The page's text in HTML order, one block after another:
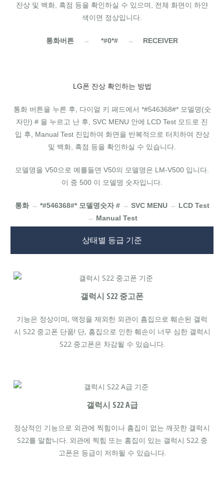
잔상 및 백화, 흑점 등을 확인하실 수 있으며, 전체 화면이 하얀
색이면 정상입니다.
통화버튼 → *#0*# → RECEIVER
LG폰 잔상 확인하는 방법
통화 버튼을 누른 후, 다이얼 키 패드에서 *#546368#* 모델명(숫
자만) # 을 누르고 난 후, SVC MENU 안에 LCD Test 모드로 진
입 후, Manual Test 진입하여 화면을 반복적으로 터치하여 잔상
및 백화, 흑점 등을 확인하실 수 있습니다.
모델명을 V50으로 예를들면 V50의 모델명은 LM-V500 입니다.
이 중 500 이 모델명 숫자입니다.
통화 → *#546368#* 모델명숫자 # → SVC MENU → LCD Test
→ Manual Test
상태별 등급 기준
갤럭시 S22 중고폰
기능은 정상이며, 액정을 제외한 외관이 흠집으로 훼손된 갤럭
시 S22 중고폰 단품! 단, 흠집으로 인한 훼손이 너무 심한 갤럭시
S22 중고폰은 차감될 수 있습니다.
갤럭시 S22 A급
정상적인 기능으로 외관에 찍힘이나 흠집이 없는 깨끗한 갤럭시
S22를 말합니다. 외관에 찍힘 또는 흠집이 있는 갤럭시 S22 중
고폰은 등급이 저하될 수 있습니다.